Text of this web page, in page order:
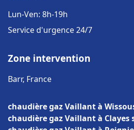
Lun-Ven: 8h-19h
Service d'urgence 24/7
Zone intervention
Barr, France
chaudière gaz Vaillant à
chaudière gaz Vaillant à Clayes